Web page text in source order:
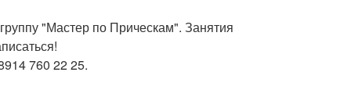
"Мастер по Прическам". Занятия
760 22 25.